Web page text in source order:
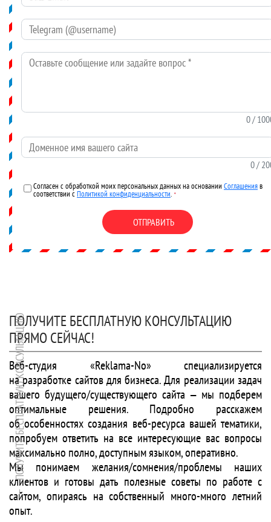
Telegram (@username)
Оставьте сообщение или задайте вопрос *
0/
Доменное имя вашего сайта
0/
Согласен с обработкой моих персональных данных на основании Соглашенияв
соответствии сПолитикой конфиденциальности *
ОТПРАВИТЬ
ПОЛУЧИТЕ БЕСПЛАТНУЮ КОНСУЛЬТАЦИЮ
ПРЯМО СЕЙЧАС!
Веб-студия «Reklama-No» специализируется
на разработке сайтов для бизнеса. Для реализации задач
вашего будущего/существующего сайта — мы подберем
оптимальные решения. Подробно расскажем
об особенностях создания веб-ресурса вашей тематики,
попробуем ответить на все интересующие вас вопросы
максимально полно, доступным языком, оперативно.
Мы понимаем желания/сомнения/проблемы наших
клиентов и готовы дать полезные советы по работе с
сайтом, опираясь на собственный много-много летний
опыт.
ПОЛУЧИТЕ БЕСПЛАТНУЮ КОНСУЛЬТАЦИЮ